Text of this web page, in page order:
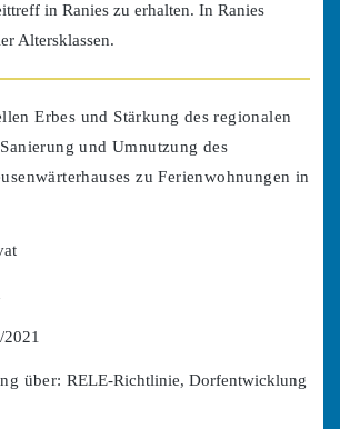
in Ranies zu erhalten. In Ranies
Altersklassen.
Erbes und Stärkung des regionalen
und Umnutzung des
zu Ferienwohnungen in
über: RELE-Richtlinie, Dorfentwicklung